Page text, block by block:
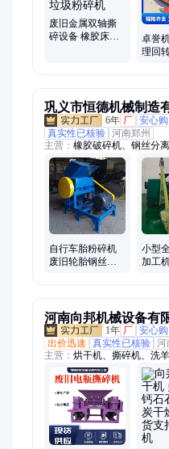
废旧金属双轴撕
碎设备 橡胶床垫
卓誉
理回
巩义市恒德机械制造
6年 厂 安心购
真实性已核验 河南郑州
主营： 橡胶破碎机、钢丝分
产线、废旧轮胎胶粉生产线
机、橡胶地砖机、切圈口机
自行车胎粉碎机
废旧轮胎钢丝分
小型
加工
河南向邦机械设备有
1年 厂 安心购
出价迅速
真实性已核验 河
主营： 烘干机、撕碎机、洗
设备、粉土机、移动破碎机
破碎机、车载式破碎机、履